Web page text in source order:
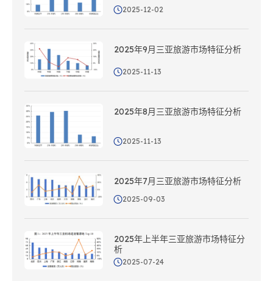
2025-12-02
2025年9月三亚旅游市场特征分析
2025-11-13
2025年8月三亚旅游市场特征分析
2025-11-13
2025年7月三亚旅游市场特征分析
2025-09-03
2025年上半年三亚旅游市场特征分
析
2025-07-24